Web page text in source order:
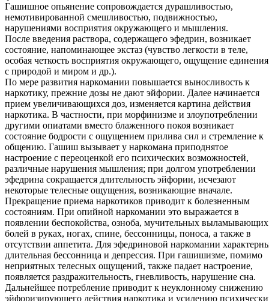
Гашишное опьянение сопровождается дурашливостью,
немотивированной смешливостью, подвижностью,
нарушениями восприятия окружающего и мышления.
После введения раствора, содержащего эфедрин, возникает
состояние, напоминающее экстаз (чувство легкости в теле,
особая четкость восприятия окружающего, ощущение единения
с природой и миром и др.).
По мере развития наркомании повышается выносливость к
наркотику, прежние дозы не дают эйфории. Далее начинается
прием увеличивающихся доз, изменяется картина действия
наркотика. В частности, при морфинизме и злоупотреблении
другими опиатами вместо блаженного покоя возникает
состояние бодрости с ощущением прилива сил и стремление к
общению. Гашиш вызывает у наркомана приподнятое
настроение с переоценкой его психических возможностей,
различные нарушения мышления; при долгом употреблении
эфедрина сокращается длительность эйфории, исчезают
некоторые телесные ощущения, возникающие вначале.
Прекращение приема наркотиков приводит к болезненным
состояниям. При опийной наркомании это выражается в
появлении беспокойства, озноба, мучительных выламывающих
болей в руках, ногах, спине, бессонницы, поноса, а также в
отсутствии аппетита. Для эфедриновой наркомании
длительная бессонница и депрессия. При гашишизме, помимо
неприятных телесных ощущений, также падает настроение,
появляется раздражительность, гневливость, нарушение сна.
Дальнейшее потребление приводит к неуклонному снижению
эйфоризирующего действия наркотика и усилению